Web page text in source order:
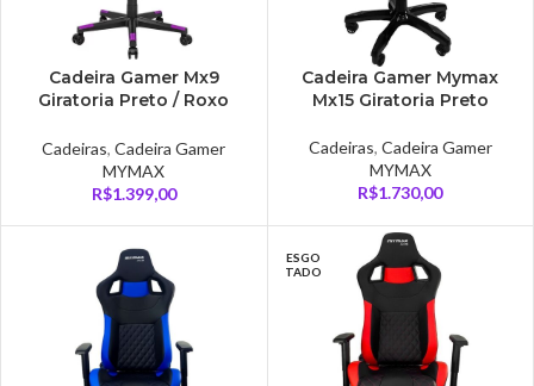
Cadeira Gamer Mx9
Giratoria Preto / Roxo
Cadeiras,Cadeira Gamer
MYMAX
R$1.399,00
Cadeira Gamer Mymax
Mx15 Giratoria Preto
Cadeiras, Cadeira Gamer
MYMAX
R$1.730,00
ESGO
TADO